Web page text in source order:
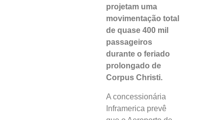
projetam uma
movimentação total
de quase 400 mil
passageiros
durante o feriado
prolongado de
Corpus Christi.
A concessionária
Inframerica prevê